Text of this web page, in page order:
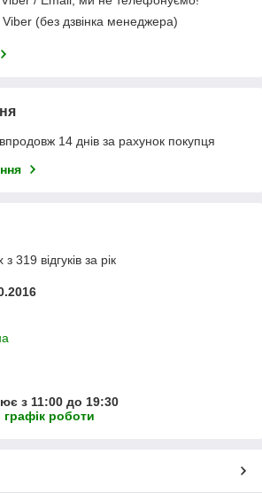
Viber (без дзвінка менеджера)
14 днів за рахунок покупця
319 відгуків за рік
з 11:00 до 19:30
роботи